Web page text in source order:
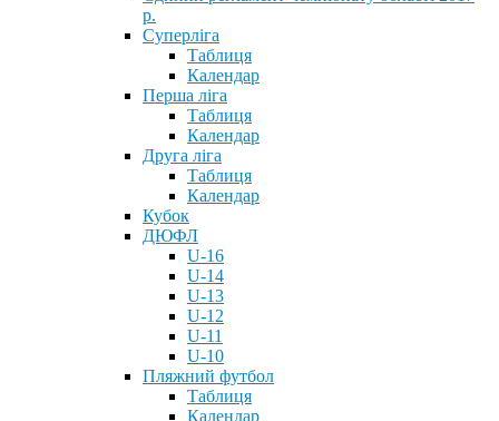
р.
Суперліга
Таблиця
Календар
Перша ліга
Таблиця
Календар
Друга ліга
Таблиця
Календар
Кубок
ДЮФЛ
U-16
U-14
U-13
U-12
U-11
U-10
Пляжний футбол
Таблиця
Календар